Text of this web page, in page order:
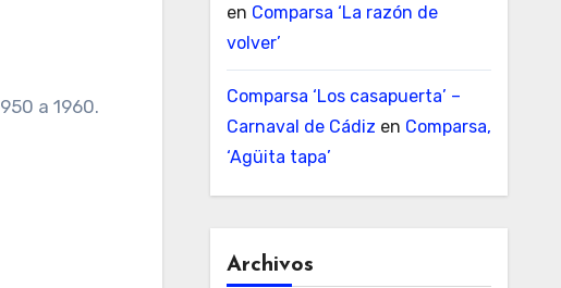
a 1960.
en Comparsa ‘La razón de
volver’
Comparsa ‘Los casapuerta’ –
Carnaval de Cádiz en Comparsa,
‘Agüita tapa’
Archivos